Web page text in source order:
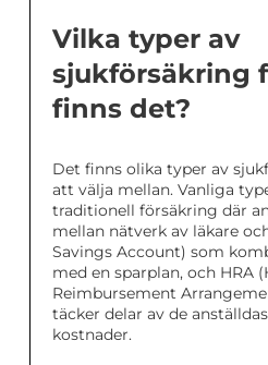
Vilka typer av
sjukförsäkring
finns det?
Det finns olika typer av
att välja mellan. Vanliga
traditionell försäkring där
mellan nätverk av läkare
Savings Account) som
med en sparplan, och HRA
Reimbursement
täcker delar av de
kostnader.